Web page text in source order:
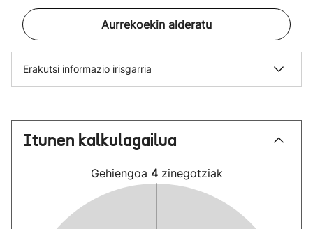
Aurrekoekin alderatu
Erakutsi informazio irisgarria
Itunen kalkulagailua
Gehiengoa 4 zinegotziak